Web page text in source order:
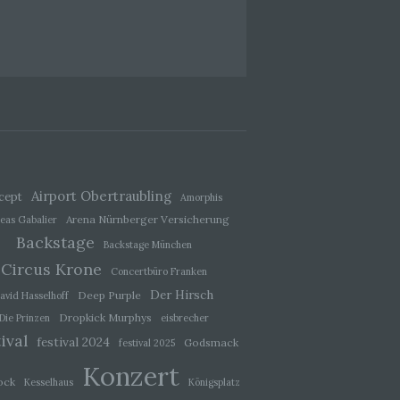
Airport Obertraubling
Amorphis
Gabalier
Arena Nürnberger Versicherung
Backstage Backstage München
Circus Krone
Concertbüro Franken
Hasselhoff
Deep Purple Der Hirsch
Die Prinzen Dropkick Murphys eisbrecher
festival 2024 festival 2025 Godsmack
Kesselhaus Konzert Königsplatz
einer